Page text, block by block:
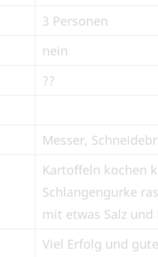
3 Personen
nein
??
Messer,
Kartoffeln kochen
Schlangengurke
mit etwas Salz
Viel Erfolg und